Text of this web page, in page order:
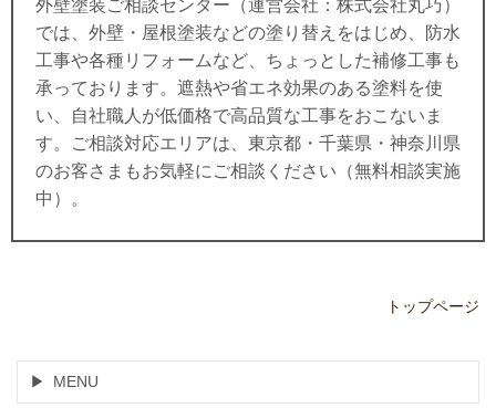
外壁塗装ご相談センター（運営会社：株式会社丸巧）
では、外壁・屋根塗装などの塗り替えをはじめ、防水
工事や各種リフォームなど、ちょっとした補修工事も
承っております。遮熱や省エネ効果のある塗料を使
い、自社職人が低価格で高品質な工事をおこないま
す。ご相談対応エリアは、東京都・千葉県・神奈川県
のお客さまもお気軽にご相談ください（無料相談実施
中）。
トップページ
MENU